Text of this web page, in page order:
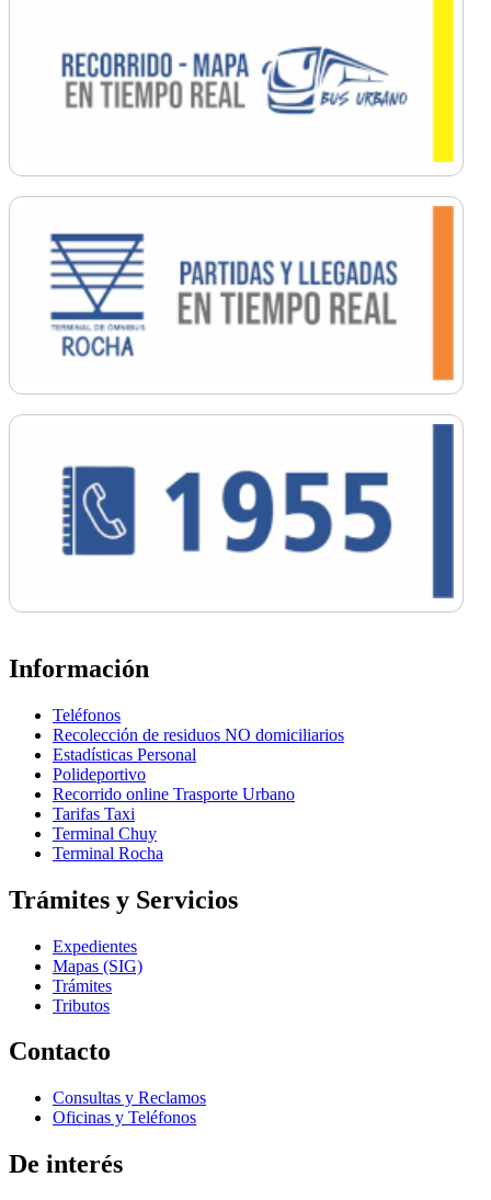
Ordenamiento
Promoción Social
Salud
Secretaría General
Información
Teléfonos
Recolección de residuos NO domiciliarios
Estadísticas Personal
Polideportivo
Recorrido online Trasporte Urbano
Tarifas Taxi
Terminal Chuy
Terminal Rocha
Trámites y Servicios
Expedientes
Mapas (SIG)
Trámites
Tributos
Contacto
Consultas y Reclamos
Oficinas y Teléfonos
De interés